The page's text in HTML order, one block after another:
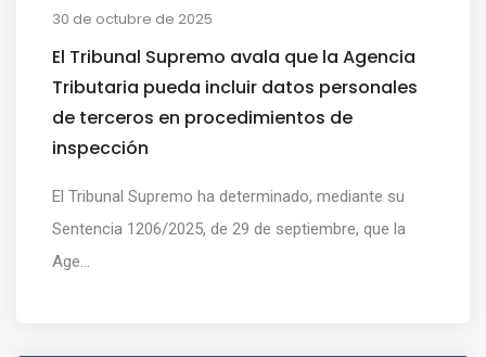
30 de octubre de 2025
El Tribunal Supremo avala que la Agencia
Tributaria pueda incluir datos personales
de terceros en procedimientos de
inspección
El Tribunal Supremo ha determinado, mediante su
Sentencia 1206/2025, de 29 de septiembre, que la
Age...